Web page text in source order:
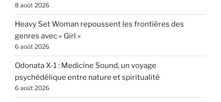
8 août 2026
Heavy Set Woman repoussent les frontières des
genres avec « Girl »
6 août 2026
Odonata X-1 : Medicine Sound, un voyage
psychédélique entre nature et spiritualité
6 août 2026